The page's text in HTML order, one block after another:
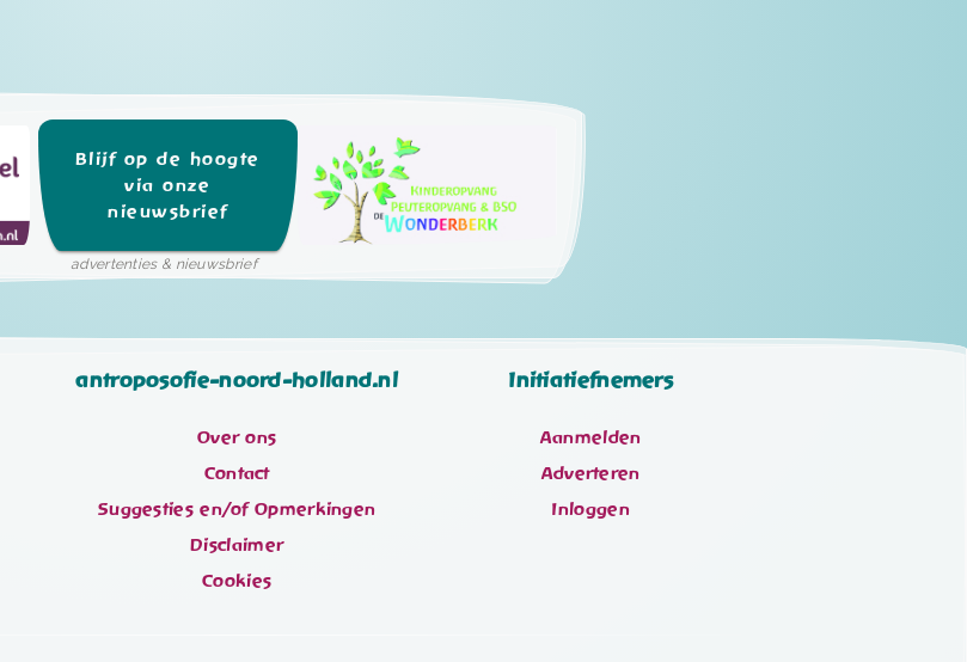
Blijf op de hoogte
via onze
nieuwsbrief
advertenties & nieuwsbrief
antroposofie-noord-holland.nl
Over ons
Contact
Suggesties en/of Opmerkingen
Disclaimer
Cookies
Initiatiefnemers
Aanmelden
Adverteren
Inloggen